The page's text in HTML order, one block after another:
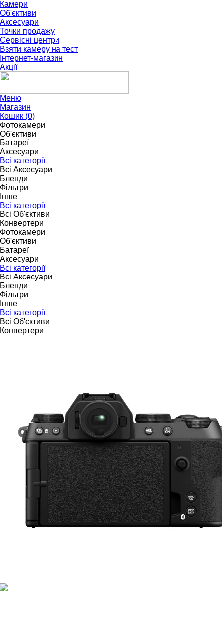
Камери
Об'єктиви
Аксесуари
Точки продажу
Сервісні центри
Взяти камеру на тест
Інтернет-магазин
Акції
Меню
Магазин
Кошик (0)
Фотокамери
Об'єктиви
Батареї
Аксесуари
Всі категорії
Всі Аксесуари
Бленди
Фільтри
Інше
Всі категорії
Всі Об'єктиви
Конвертери
Фотокамери
Об'єктиви
Батареї
Аксесуари
Всі категорії
Всі Аксесуари
Бленди
Фільтри
Інше
Всі категорії
Всі Об'єктиви
Конвертери